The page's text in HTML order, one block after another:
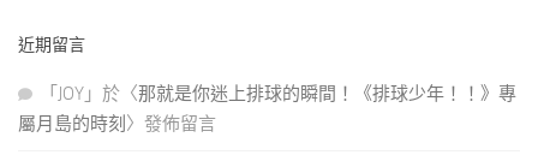
鍵
近期留言
「 JOY 」於〈那就是你迷上排球的瞬間！《排球少年！！》專
屬月島的時刻 〉發佈留言